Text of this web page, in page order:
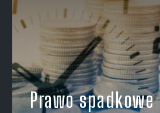
Prawo spadkowe